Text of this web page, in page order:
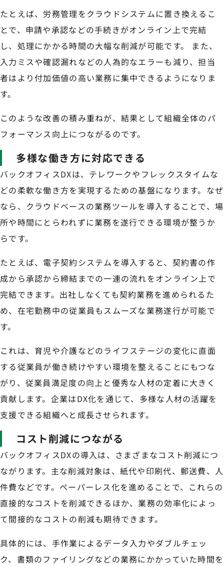
たとえば、労務管理をクラウドシステムに置き換えるこ
とで、申請や承認などの手続きがオンライン上で完結
し、処理にかかる時間の大幅な削減が可能です。 また、
入力ミスや確認漏れなどの人為的なエラーも減り、担当
者はより付加価値の高い業務に集中できるようになりま
す。
このような改善の積み重ねが、結果として組織全体のパ
フォーマンス向上につながるのです。
多様な働き方に対応できる
バックオフィスDXは、テレワークやフレックスタイムな
どの柔軟な働き方を実現するための基盤になります。なぜ
なら、クラウドベースの業務ツールを導入することで、場
所や時間にとらわれずに業務を遂行できる環境が整うか
らです。
たとえば、電子契約システムを導入すると、契約書の作
成から承認から締結までの一連の流れをオンライン上で
完結できます。出社しなくても契約業務を進められるた
め、在宅勤務中の従業員もスムーズな業務遂行が可能で
す。
これは、育児や介護などのライフステージの変化に直面
する従業員が働き続けやすい環境を整えることにもつな
がり、従業員満足度の向上と優秀な人材の定着に大きく
貢献します。企業はDX化を通じて、多様な人材の活躍を
支援できる組織へと成長させられます。
コスト削減につながる
バックオフィスDXの導入は、さまざまなコスト削減につ
ながります。主な削減対象は、紙代や印刷代、郵送費、人
件費などです。ペーパーレス化を進めることで、これらの
直接的なコストを削減できるほか、業務の効率化によっ
て間接的なコストの削減も期待できます。
具体的には、手作業によるデータ入力やダブルチェッ
ク、書類のファイリングなどの業務にかかっていた時間を